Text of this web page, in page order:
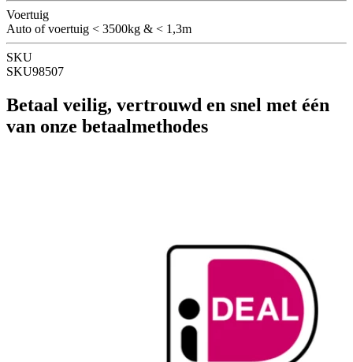
Voertuig
Auto of voertuig < 3500kg & < 1,3m
SKU
SKU98507
Betaal veilig, vertrouwd en snel met één
van onze betaalmethodes